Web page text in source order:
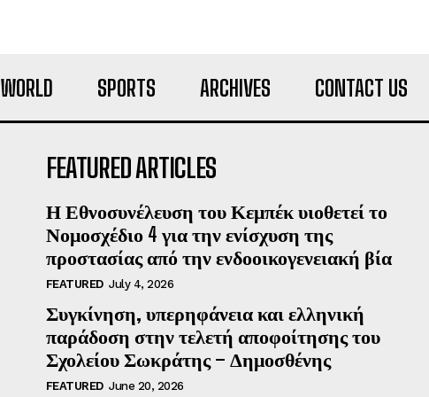
WORLD SPORTS ARCHIVES CONTACT US
FEATURED ARTICLES
Η Εθνοσυνέλευση του Κεμπέκ υιοθετεί το
Νομοσχέδιο 4 για την ενίσχυση της
προστασίας από την ενδοοικογενειακή βία
FEATURED July 4, 2026
Συγκίνηση, υπερηφάνεια και ελληνική
παράδοση στην τελετή αποφοίτησης του
Σχολείου Σωκράτης – Δημοσθένης
FEATURED June 20, 2026